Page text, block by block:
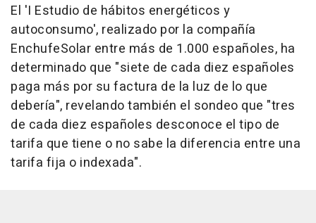
El 'I Estudio de hábitos energéticos y
autoconsumo', realizado por la compañía
EnchufeSolar entre más de 1.000 españoles, ha
determinado que "siete de cada diez españoles
paga más por su factura de la luz de lo que
debería", revelando también el sondeo que "tres
de cada diez españoles desconoce el tipo de
tarifa que tiene o no sabe la diferencia entre una
tarifa fija o indexada".